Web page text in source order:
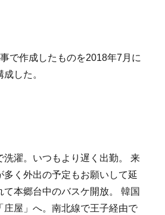
で作成したものを2018年7月に
成した。
洗濯。いつもより遅く出勤。 来
多く外出の予定もお願いして延
て本郷台中のバスケ開放。 韓国
庄屋」へ。南北線で王子経由で